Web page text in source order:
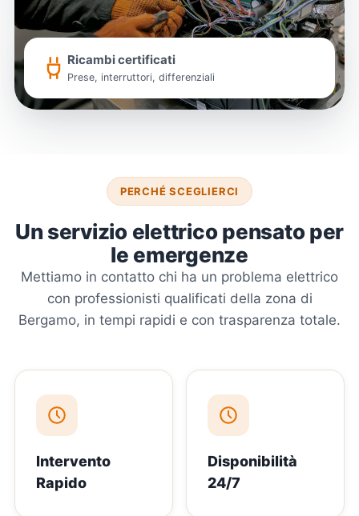
Ricambi certificati
Prese, interruttori, differenziali
PERCHÉ SCEGLIERCI
Un servizio elettrico pensato per
le emergenze
Mettiamo in contatto chi ha un problema elettrico
con professionisti qualificati della zona di
Bergamo, in tempi rapidi e con trasparenza totale.
Intervento
Rapido
Disponibilità
24/7